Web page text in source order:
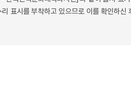
표시를 부착하고 있으므로 이를 확인하신